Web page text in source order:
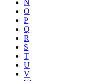
N
O
P
Q
R
S
T
U
V